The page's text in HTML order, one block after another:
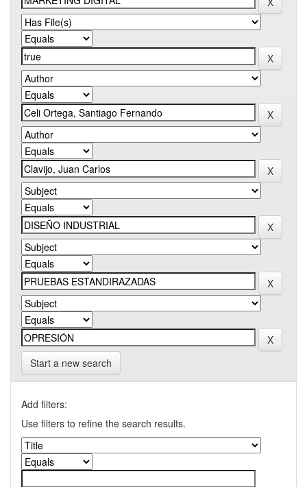
Start a new search
Add filters:
Use filters to refine the search results.